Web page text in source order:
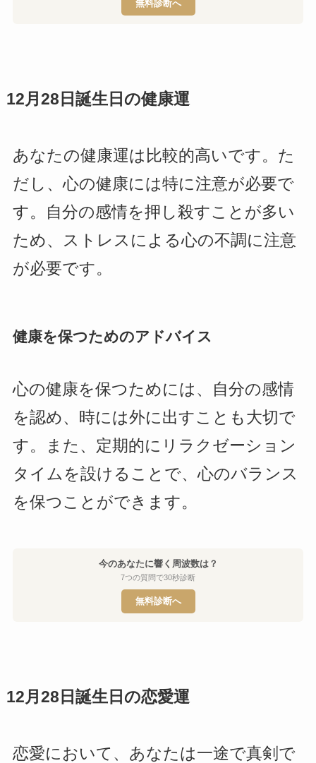
無料診断へ
12月28日誕生日の健康運
あなたの健康運は比較的高いです。た
だし、心の健康には特に注意が必要で
す。自分の感情を押し殺すことが多い
ため、ストレスによる心の不調に注意
が必要です。
健康を保つためのアドバイス
心の健康を保つためには、自分の感情
を認め、時には外に出すことも大切で
す。また、定期的にリラクゼーション
タイムを設けることで、心のバランス
を保つことができます。
今のあなたに響く周波数は？
7つの質問で30秒診断
無料診断へ
12月28日誕生日の恋愛運
恋愛において、あなたは一途で真剣で